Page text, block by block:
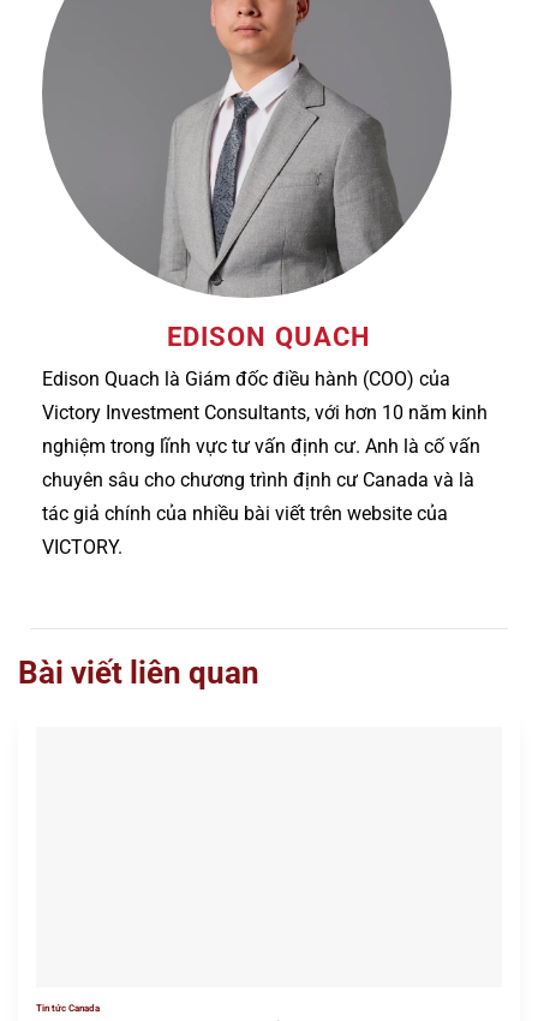
EDISON QUACH
Edison Quach là Giám đốc điều hành (COO) của
Victory Investment Consultants, với hơn 10 năm kinh
nghiệm trong lĩnh vực tư vấn định cư. Anh là cố vấn
chuyên sâu cho chương trình định cư Canada và là
tác giả chính của nhiều bài viết trên website của
VICTORY.
Bài viết liên quan
Tin tức Canada